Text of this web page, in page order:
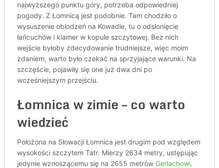
najwyższego punktu góry, potrzeba odpowiedniej
pogody. Z Łomnicą jest podobnie. Tam chodziło o
wysuszenie oblodzeń na Kowadle, tu o odsłonięcie
łańcuchów i klamer w kopule szczytowej. Bez nich
wejście byłoby zdecydowanie trudniejsze, więc moim
zdaniem, warto było czekać na sprzyjające warunki. Na
szczęście, pojawiły się one już dwa dni po
wcześniejszym przejściu.
Łomnica w zimie – co warto
wiedzieć
Położona na Słowacji Łomnica jest drugim pod względem
wysokości szczytem Tatr. Mierzy 2634 metry, ustępując
jedynie wznoszącemu się na 2655 metrów Gerlachowi.